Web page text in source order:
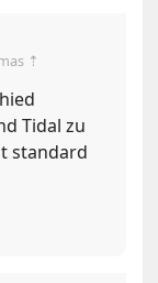
⇡
Tidal zu
standard